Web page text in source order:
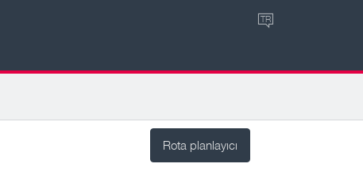
TR
Rota planlayıcı